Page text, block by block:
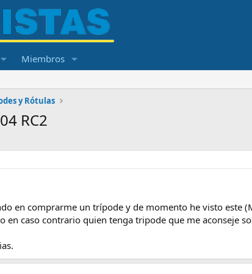
Miembros
y Rótulas
RC2
en comprarme un trípode y de momento he visto este
en caso contrario quien tenga tripode que me aconseje